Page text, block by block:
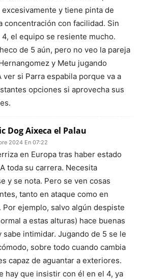
y tiene pinta de
concentración con facilidad. Sin
4, el equipo se resiente mucho.
de 5 aún, pero no veo la pareja
y Metu jugando
ver si Parra espabila porque va a
opciones si aprovecha sus
Dog Aixeca el Palau
2024 En 07:22
en Europa tras haber estado
toda su carrera. Necesita
y se nota. Pero se ven cosas
tanto en ataque como en
Por ejemplo, salvo algún despiste
a estas alturas) hace buenas
sabe intimidar. Jugando de 5 se le
sobre todo cuando cambia
capaz de aguantar a exteriores.
hay que insistir con él en el 4, ya